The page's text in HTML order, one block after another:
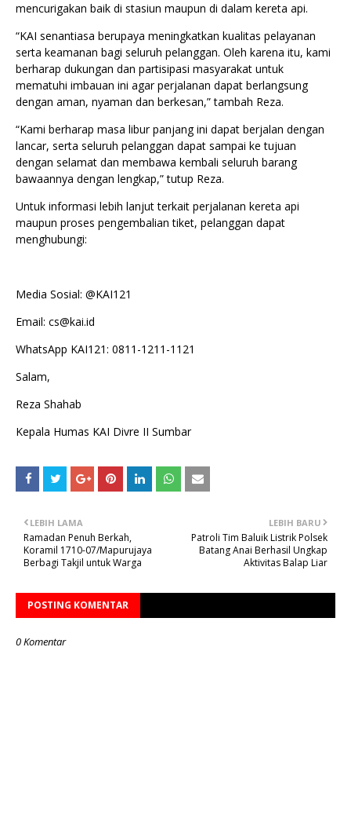
mencurigakan baik di stasiun maupun di dalam kereta api.
“KAI senantiasa berupaya meningkatkan kualitas pelayanan
serta keamanan bagi seluruh pelanggan. Oleh karena itu, kami
berharap dukungan dan partisipasi masyarakat untuk
mematuhi imbauan ini agar perjalanan dapat berlangsung
dengan aman, nyaman dan berkesan,” tambah Reza.
“Kami berharap masa libur panjang ini dapat berjalan dengan
lancar, serta seluruh pelanggan dapat sampai ke tujuan
dengan selamat dan membawa kembali seluruh barang
bawaannya dengan lengkap,” tutup Reza.
Untuk informasi lebih lanjut terkait perjalanan kereta api
maupun proses pengembalian tiket, pelanggan dapat
menghubungi:
Media Sosial: @KAI121
Email: cs@kai.id
WhatsApp KAI121: 0811-1211-1121
Salam,
Reza Shahab
Kepala Humas KAI Divre II Sumbar
LEBIH BARU
Patroli Tim Baluik Listrik Polsek
Batang Anai Berhasil Ungkap
Aktivitas Balap Liar
LEBIH LAMA
Ramadan Penuh Berkah,
Koramil 1710-07/Mapurujaya
Berbagi Takjil untuk Warga
POSTING KOMENTAR
0 Komentar